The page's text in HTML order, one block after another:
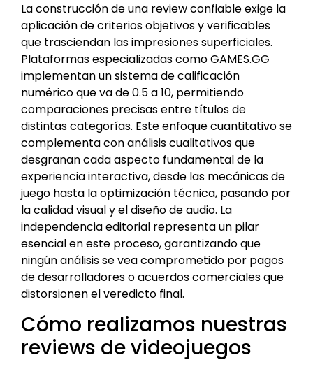
La construcción de una review confiable exige la
aplicación de criterios objetivos y verificables
que trasciendan las impresiones superficiales.
Plataformas especializadas como GAMES.GG
implementan un sistema de calificación
numérico que va de 0.5 a 10, permitiendo
comparaciones precisas entre títulos de
distintas categorías. Este enfoque cuantitativo se
complementa con análisis cualitativos que
desgranan cada aspecto fundamental de la
experiencia interactiva, desde las mecánicas de
juego hasta la optimización técnica, pasando por
la calidad visual y el diseño de audio. La
independencia editorial representa un pilar
esencial en este proceso, garantizando que
ningún análisis se vea comprometido por pagos
de desarrolladores o acuerdos comerciales que
distorsionen el veredicto final.
Cómo realizamos nuestras
reviews de videojuegos